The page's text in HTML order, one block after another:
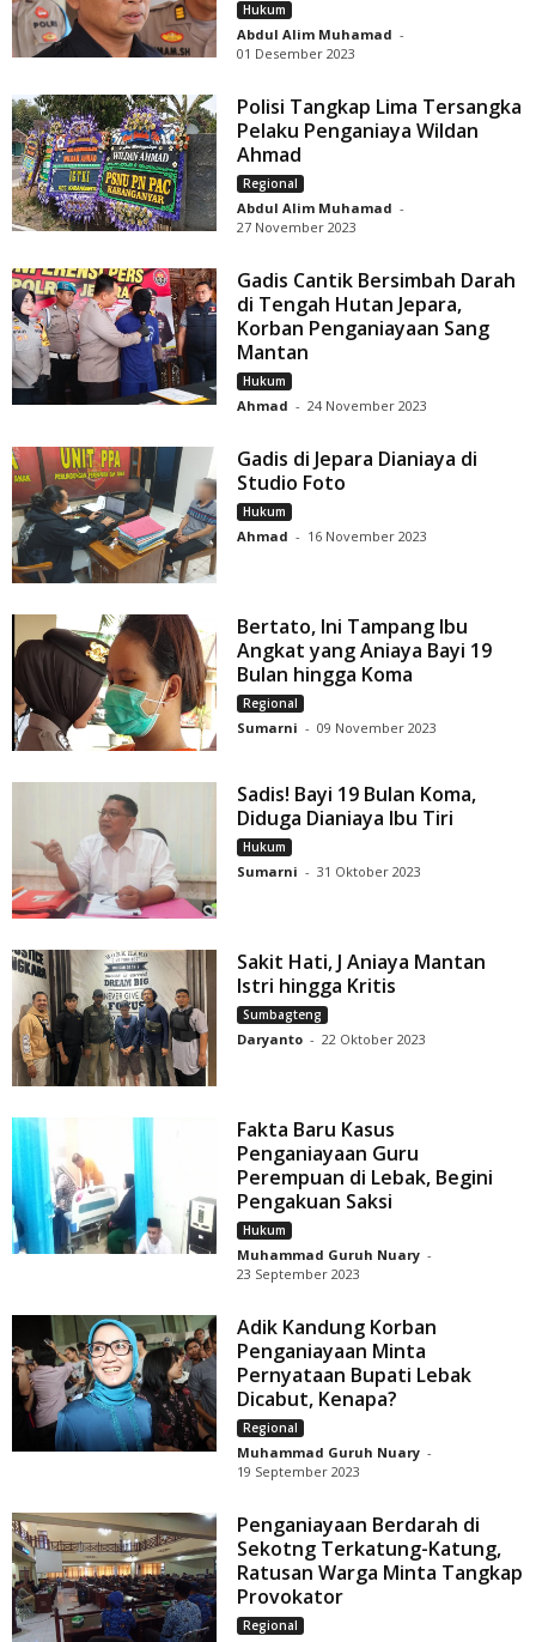
Hukum
Abdul Alim Muhamad -
01 Desember 2023
Polisi Tangkap Lima Tersangka
Pelaku Penganiaya Wildan
Ahmad
Regional
Abdul Alim Muhamad -
27 November 2023
Gadis Cantik Bersimbah Darah
di Tengah Hutan Jepara,
Korban Penganiayaan Sang
Mantan
Hukum
Ahmad - 24 November 2023
Gadis di Jepara Dianiaya di
Studio Foto
Hukum
Ahmad - 16 November 2023
Bertato, Ini Tampang Ibu
Angkat yang Aniaya Bayi 19
Bulan hingga Koma
Regional
Sumarni - 09 November 2023
Sadis! Bayi 19 Bulan Koma,
Diduga Dianiaya Ibu Tiri
Hukum
Sumarni - 31 Oktober 2023
Sakit Hati, J Aniaya Mantan
Istri hingga Kritis
Sumbagteng
Daryanto - 22 Oktober 2023
Fakta Baru Kasus
Penganiayaan Guru
Perempuan di Lebak, Begini
Pengakuan Saksi
Hukum
Muhammad Guruh Nuary -
23 September 2023
Adik Kandung Korban
Penganiayaan Minta
Pernyataan Bupati Lebak
Dicabut, Kenapa?
Regional
Muhammad Guruh Nuary -
19 September 2023
Penganiayaan Berdarah di
Sekotng Terkatung-Katung,
Ratusan Warga Minta Tangkap
Provokator
Regional